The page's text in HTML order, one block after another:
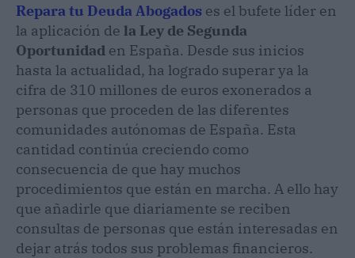
Repara tu Deuda Abogados es el bufete líder en
la aplicación de la Ley de Segunda
Oportunidad en España. Desde sus inicios
hasta la actualidad, ha logrado superar ya la
cifra de 310 millones de euros exonerados a
personas que proceden de las diferentes
comunidades autónomas de España. Esta
cantidad continúa creciendo como
consecuencia de que hay muchos
procedimientos que están en marcha. A ello hay
que añadirle que diariamente se reciben
consultas de personas que están interesadas en
dejar atrás todos sus problemas financieros.